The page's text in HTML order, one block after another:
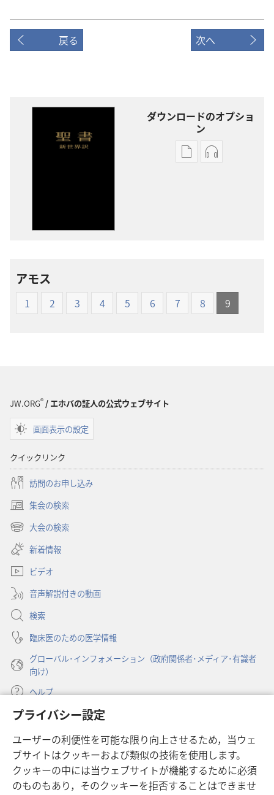
プライバシー設定
ユーザーの利便性を可能な限り向上させるため，当ウェ
ブサイトはクッキーおよび類似の技術を使用します。
クッキーの中には当ウェブサイトが機能するために必須
のものもあり，そのクッキーを拒否することはできませ
戻る 次へ
ダウンロードのオプショ
ン
出
オ
プ
年
オー
オ
プ
年
アモス
1 2 3 4 5 6 7 8 9
JW.ORG®/ エホバの証人の公式ウェブサイト
画面表示の設定
クイックリンク
訪問のお申し込み
集会の検索
（新
し
タ
で
開
く）
大会の検索
（新
し
い
タ
ブ
で
開
く）
新着情報
ビデオ
音声解説付きの動画
検索
臨床医のための医学情報
グローバル･インフォメーション（政府関係者･メディア･有識者
向け）
ヘルプ
寄付
し
い
タ
ブ
ものみの塔 オンライン・ライブラリー
（新
し
い
JW Hub ®
（新